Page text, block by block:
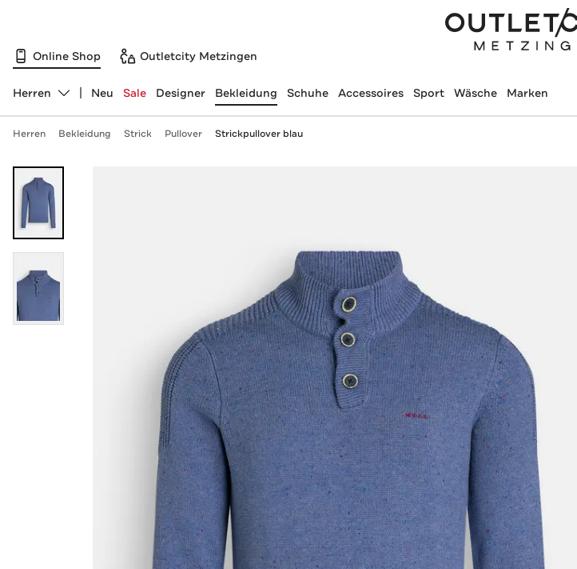
Online Shop Outletcity Metzingen
Abteilung ändern, ausgewählt:
Herren Neu Sale Designer Bekleidung Schuhe Accessoires Sport Wäsche Marken
Herren Bekleidung Strick Pullover Strickpullover blau